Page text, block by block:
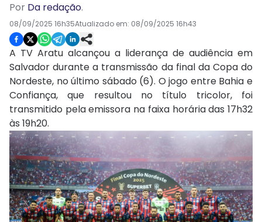
Por Da redação.
08/09/2025 16h35Atualizado em: 08/09/2025 16h43
A TV Aratu alcançou a liderança de audiência em
Salvador durante a transmissão da final da Copa do
Nordeste, no último sábado (6). O jogo entre Bahia e
Confiança, que resultou no título tricolor, foi
transmitido pela emissora na faixa horária das 17h32
às 19h20.